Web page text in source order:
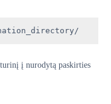
į nurodytą paskirties